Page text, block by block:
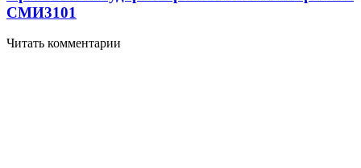
СМИ3101
Читать комментарии